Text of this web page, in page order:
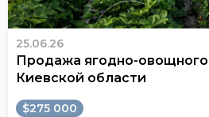
25.06.26
Продажа ягодно-овощного
Киевской области
$275 000